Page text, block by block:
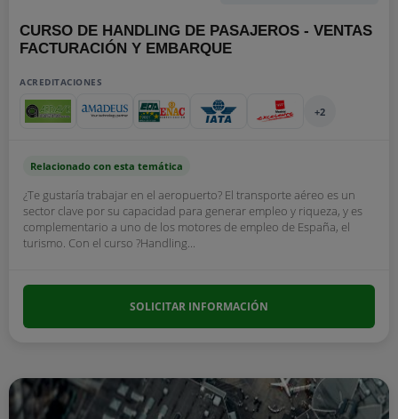
CURSO DE HANDLING DE PASAJEROS - VENTAS
FACTURACIÓN Y EMBARQUE
ACREDITACIONES
+2
Relacionado con esta temática
¿Te gustaría trabajar en el aeropuerto? El transporte aéreo es un
sector clave por su capacidad para generar empleo y riqueza, y es
complementario a uno de los motores de empleo de España, el
turismo. Con el curso ?Handling...
SOLICITAR INFORMACIÓN